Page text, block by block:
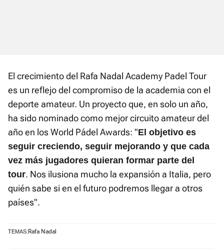
El crecimiento del Rafa Nadal Academy Padel Tour
es un reflejo del compromiso de la academia con el
deporte amateur. Un proyecto que, en solo un año,
ha sido nominado como mejor circuito amateur del
año en los World Pádel Awards: "El objetivo es
seguir creciendo, seguir mejorando y que cada
vez más jugadores quieran formar parte del
tour. Nos ilusiona mucho la expansión a Italia, pero
quién sabe si en el futuro podremos llegar a otros
países".
TEMAS: Rafa Nadal